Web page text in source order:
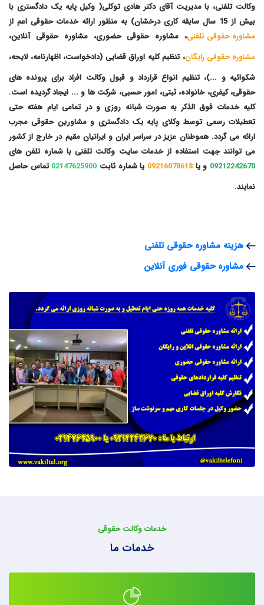
وکالت تلفنی، با مدیریت آقای دکتر هادی توکلی( وکیل پایه یک دادگستری با
بیش از 15 سال سابقه کاری درخشان) به منظور ارائه خدمات حقوقی اعم از
مشاوره حقوقی تلفنی، مشاوره حقوقی حضوری، مشاوره حقوقی آنلاین،
مشاوره حقوقی رایگان، تنظیم کلیه اوراق قضایی (دادخواست، اظهارنامه، لایحه،
شکوائیه و ...)، تنظیم انواع قرارداد و قبول وکالت افراد برای پرونده های
حقوقی، کیفری، خانواده، ثبتی، امور حسبی، شرکت ها و ... ایجاد گردیده است.
کلیه خدمات فوق الذکر به صورت شبانه روزی و در تمامی ایام هفته حتی
تعطیلات رسمی توسط وکلای پایه یک دادگستری و مشاورین حقوقی مجرب
ارائه می گردد. هموطنان عزیز در سراسر ایران و ایرانیان مقیم در خارج از کشور
می توانند جهت استفاده از خدمات سایت وکالت تلفنی با شماره تلفن های
09212242670 و یا 09216078618 یا شماره ثابت 02147625900تماس حاصل
نمایند.
هزینه مشاوره حقوقی تلفنی
مشاوره حقوقی فوری آنلاین
خدمات وکالت حقوقی
خدمات ما